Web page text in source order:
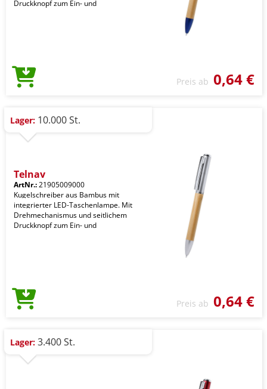
Druckknopf zum Ein- und
Preis ab 0,64 €
Lager: 10.000 St.
Telnay
ArtNr.:21905009000
Kugelschreiber aus Bambus mit
integrierter LED-Taschenlampe. Mit
Drehmechanismus und seitlichem
Druckknopf zum Ein- und
Preis ab 0,64 €
Lager: 3.400 St.